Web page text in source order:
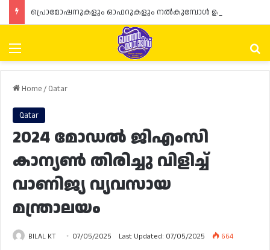
Menu
Home/ Qatar
Qatar
2024 മോഡൽ ജിഎംസി
കാന്യൺ തിരിച്ചു വിളിച്ച്
വാണിജ്യ വ്യവസായ
മന്ത്രാലയം
BILAL KT 07/05/2025 Last Updated: 07/05/2025
664